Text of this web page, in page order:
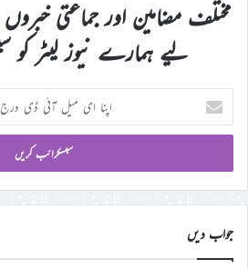
مختلف مضامین اور جماعتی
لیے ہمارے نیوز لیٹر کو
اپنا
ای
میل
ڈی
درج
کریں
جواب دیں